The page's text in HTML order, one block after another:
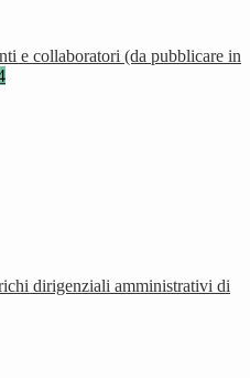
e collaboratori (da pubblicare in
dirigenziali amministrativi di